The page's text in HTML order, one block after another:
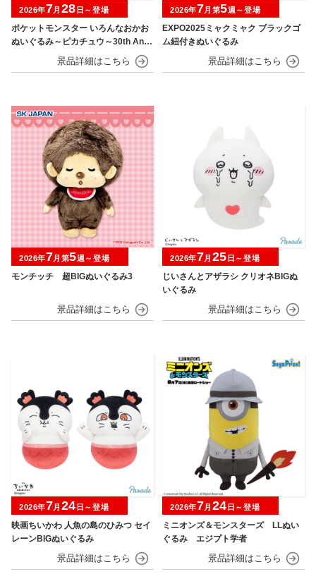
ポケットモンスター いろんなおかお
ぬいぐるみ～ピカチュウ～30th Anni
2026年7月 28 日～登場
EXPO2025ミャクミャク ブラックゴ
ム紐付きぬいぐるみ
2026年7月第5週～登場
モンチッチ 超BIGぬいぐるみ3
2026年7月第5週～登場
じいさんとアザラシ クリオネBIGぬ
いぐるみ
2026年7月 25 日～登場
映画ちいかわ 人魚の島のひみつ セイ
レーンBIGぬいぐるみ
2026年7月 24 日～登場
ミニオンズ＆モンスターズ LLぬい
ぐるみ エジプト学者
2026年7月 24 日～登場